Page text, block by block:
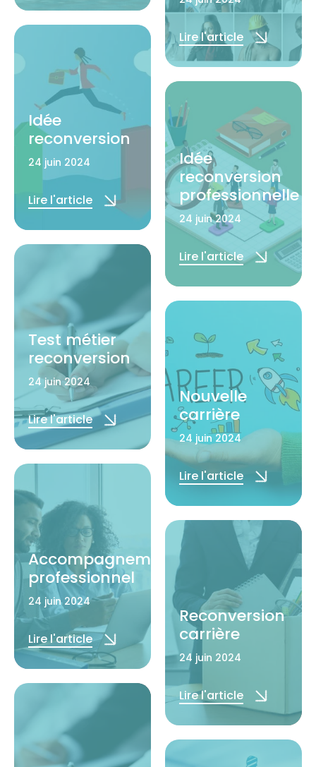
Idée
reconversion
24 juin 2024
Lire l'article
Test métier
reconversion
24 juin 2024
Lire l'article
Accompagnement
professionnel
24 juin 2024
Lire l'article
Lire l'article
Idée
reconversion
professionnelle
24 juin 2024
Lire l'article
Nouvelle
carrière
24 juin 2024
Lire l'article
Reconversion
carrière
24 juin 2024
Lire l'article